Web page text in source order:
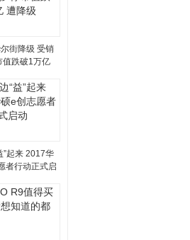
街降级 受销
值跌破1万亿
”起来 2017华
者行动正式启